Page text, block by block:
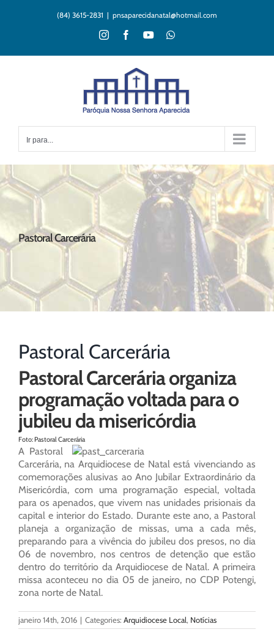
(84) 3615-2831 | pnsaparecidanatal@hotmail.com
InstagramFacebookYouTubeWhatsApp
Ir para...
Pastoral Carcerária
Pastoral Carcerária
Pastoral Carcerária organiza
programação voltada para o
jubileu da misericórdia
Foto: Pastoral Carcerária
A Pastoral
Carcerária, na Arquidiocese de Natal está vivenciando as
comemorações alusivas ao Ano Jubilar Extraordinário da
Misericórdia, com uma programação especial, voltada
para os apenados, que vivem nas unidades prisionais da
capital e interior do Estado. Durante este ano, a Pastoral
planeja a organização de missas, uma a cada mês,
preparando para a vivência do jubileu dos presos, no dia
06 de novembro, nos centros de detenção que estão
dentro do território da Arquidiocese de Natal. A primeira
missa aconteceu no dia 05 de janeiro, no CDP Potengi,
zona norte de Natal.
janeiro 14th, 2016 | Categories: Arquidiocese Local, Notícias